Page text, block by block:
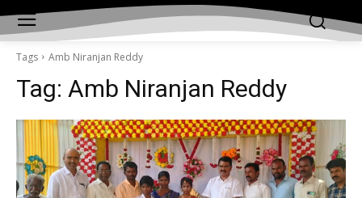
Tags Amb Niranjan Reddy
Tag: Amb Niranjan Reddy